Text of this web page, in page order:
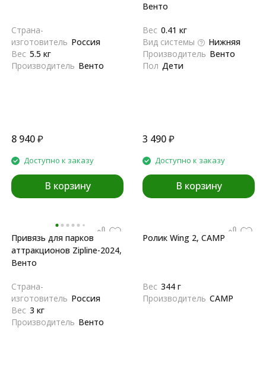
Страна-
изготовитель Россия
Вес 5.5 кг
Производитель Венто
8 940₽
Доступно к заказу
В корзину
Венто
Вес 0.41 кг
Вид системы
Нижняя
Производитель Венто
Пол Дети
3 490₽
Доступно к заказу
В корзину
Привязь для парков
аттракционов Zipline-2024,
Венто
Страна-
изготовитель Россия
Вес 3 кг
Производитель Венто
Ролик Wing 2, CAMP
Вес 344 г
Производитель CAMP